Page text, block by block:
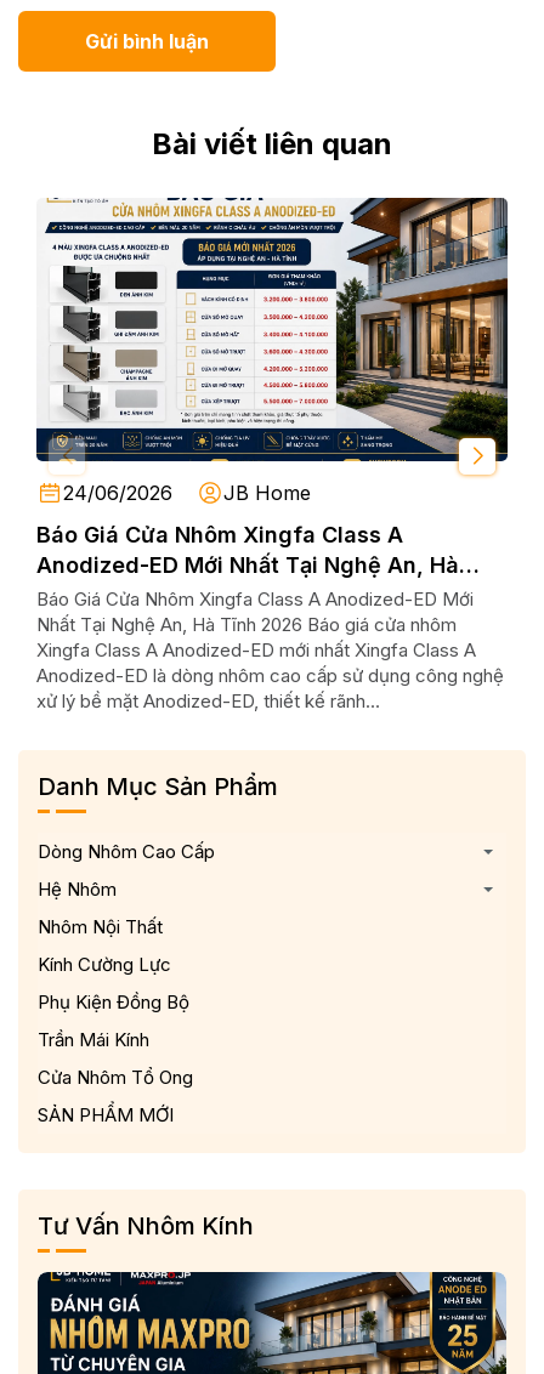
Gửi bình luận
Bài viết liên quan
24/06/2026 JB Home
Báo Giá Cửa Nhôm Xingfa Class A
Anodized-ED Mới Nhất Tại Nghệ An, Hà
Tĩnh 2026
Báo Giá Cửa Nhôm Xingfa Class A Anodized-ED Mới
Nhất Tại Nghệ An, Hà Tĩnh 2026 Báo giá cửa nhôm
Xingfa Class A Anodized-ED mới nhất Xingfa Class A
Anodized-ED là dòng nhôm cao cấp sử dụng công nghệ
xử lý bề mặt Anodized-ED, thiết kế rãnh...
Danh Mục Sản Phẩm
Dòng Nhôm Cao Cấp
Hệ Nhôm
Nhôm Nội Thất
Kính Cường Lực
Phụ Kiện Đồng Bộ
Trần Mái Kính
Cửa Nhôm Tổ Ong
SẢN PHẨM MỚI
Tư Vấn Nhôm Kính